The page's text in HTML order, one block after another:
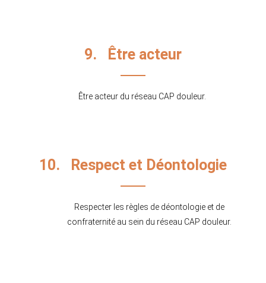
9. Être acteur
Être acteur du réseau CAP douleur.
10. Respect et Déontologie
Respecter les règles de déontologie et de
confraternité au sein du réseau CAP douleur.